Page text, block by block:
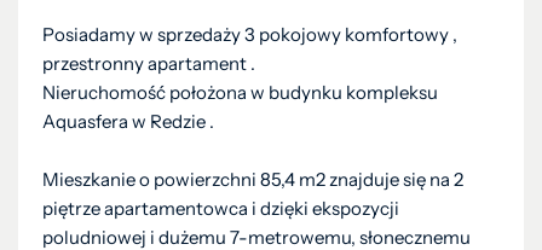
Posiadamy w sprzedaży 3 pokojowy komfortowy ,
przestronny apartament .
Nieruchomość położona w budynku kompleksu
Aquasfera w Redzie .
Mieszkanie o powierzchni 85,4 m2 znajduje się na 2
piętrze apartamentowca i dzięki ekspozycji
poludniowej i dużemu 7-metrowemu, słonecznemu